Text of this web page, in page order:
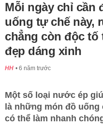
Mỗi ngày chỉ cần
uống tự chế này,
chẳng còn độc
đẹp dáng xinh
HH 6 năm trước
Một số loại nước ép
là những món đồ
có thể làm nhanh